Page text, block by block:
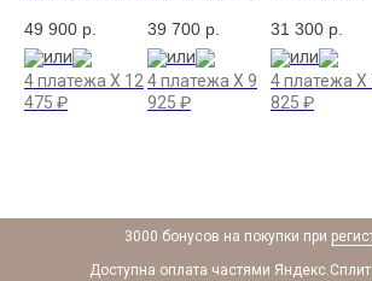
49 900 р.
или
4 платежа X 12
475 ₽
39 700 р.
или
4 платежа X 9
925 ₽
31 300 р.
или
4 платежа X
825 ₽
3000 бонусов на покупки при
Доступна оплата частями